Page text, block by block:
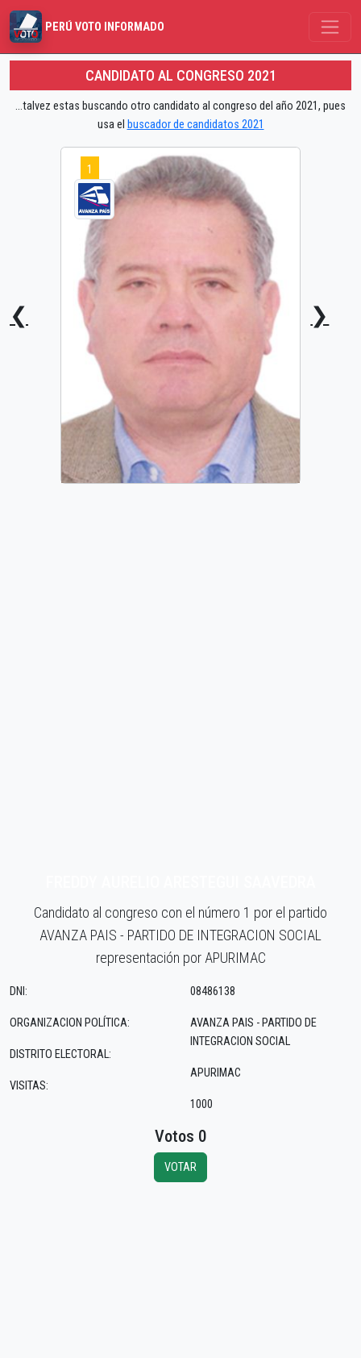
PERÚ VOTO INFORMADO
CANDIDATO AL CONGRESO 2021
...talvez estas buscando otro candidato al congreso del año 2021, pues
usa el buscador de candidatos 2021
❮
1
❯
Candidato al congreso con el número 1 por el partido
AVANZA PAIS - PARTIDO DE INTEGRACION SOCIAL
representación por APURIMAC
DNI:
ORGANIZACION POLÍTICA:
DISTRITO ELECTORAL:
VISITAS:
08486138
AVANZA PAIS - PARTIDO DE
INTEGRACION SOCIAL
APURIMAC
1000
Votos 0
VOTAR